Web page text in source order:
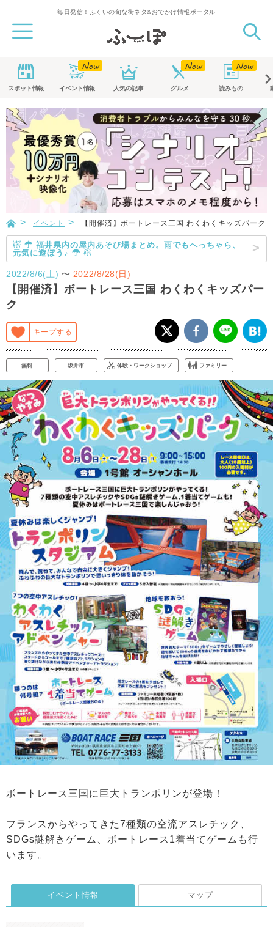
毎日発信！ふくいの旬な街ネタ&おでかけ情報ポータル
スポット情報 イベント情報 人気の記事 グルメ 読みもの
イベント 【開催済】ボートレース三国 わくわくキッズパーク
☃ ☂ 福井県内の屋内あそび場まとめ。雨でもへっちゃら、
元気に遊ぼう♪ ☂ ☃
2022/8/6(土) 〜 2022/8/28(日)
【開催済】ボートレース三国 わくわくキッズパー
ク
キープする
無料 坂井市 体験・ワークショップ ファミリー
ボートレース三国に巨大トランポリンが登場！
フランスからやってきた7種類の空流アスレチック、
SDGs謎解きゲーム、ボートレース1着当てゲームも行
います。
イベント情報 マップ